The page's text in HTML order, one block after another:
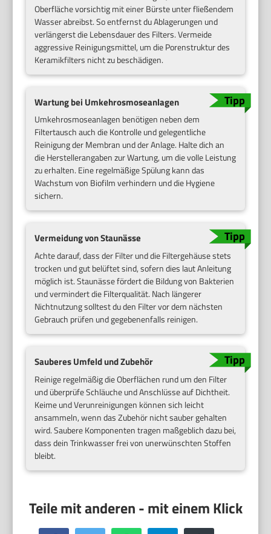
Oberfläche vorsichtig mit einer Bürste unter fließendem
Wasser abreibst. So entfernst du Ablagerungen und
verlängerst die Lebensdauer des Filters. Vermeide
aggressive Reinigungsmittel, um die Porenstruktur des
Keramikfilters nicht zu beschädigen.
Wartung bei Umkehrosmoseanlagen
Umkehrosmoseanlagen benötigen neben dem
Filtertausch auch die Kontrolle und gelegentliche
Reinigung der Membran und der Anlage. Halte dich an
die Herstellerangaben zur Wartung, um die volle Leistung
zu erhalten. Eine regelmäßige Spülung kann das
Wachstum von Biofilm verhindern und die Hygiene
sichern.
Vermeidung von Staunässe
Achte darauf, dass der Filter und die Filtergehäuse stets
trocken und gut belüftet sind, sofern dies laut Anleitung
möglich ist. Staunässe fördert die Bildung von Bakterien
und vermindert die Filterqualität. Nach längerer
Nichtnutzung solltest du den Filter vor dem nächsten
Gebrauch prüfen und gegebenenfalls reinigen.
Sauberes Umfeld und Zubehör
Reinige regelmäßig die Oberflächen rund um den Filter
und überprüfe Schläuche und Anschlüsse auf Dichtheit.
Keime und Verunreinigungen können sich leicht
ansammeln, wenn das Zubehör nicht sauber gehalten
wird. Saubere Komponenten tragen maßgeblich dazu bei,
dass dein Trinkwasser frei von unerwünschten Stoffen
bleibt.